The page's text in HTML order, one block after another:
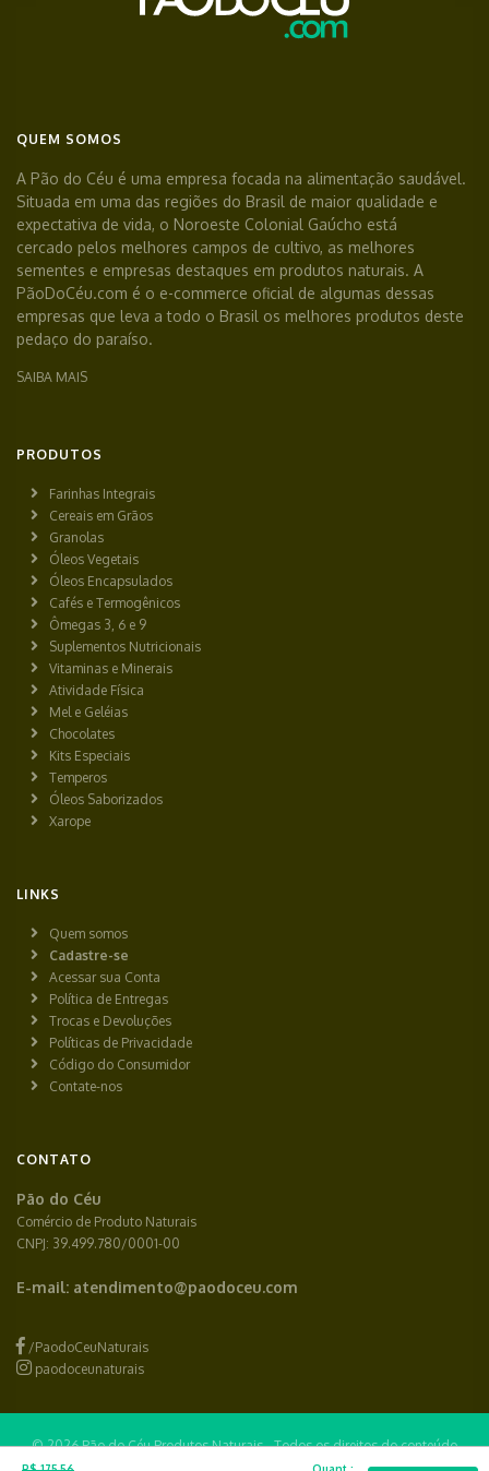
QUEM SOMOS
A Pão do Céu é uma empresa focada na alimentação saudável.
Situada em uma das regiões do Brasil de maior qualidade e
expectativa de vida, o Noroeste Colonial Gaúcho está
cercado pelos melhores campos de cultivo, as melhores
sementes e empresas destaques em produtos naturais. A
PãoDoCéu.com é o e-commerce oficial de algumas dessas
empresas que leva a todo o Brasil os melhores produtos deste
pedaço do paraíso.
SAIBA MAIS
PRODUTOS
Farinhas Integrais
Cereais em Grãos
Granolas
Óleos Vegetais
Óleos Encapsulados
Cafés e Termogênicos
Ômegas 3, 6 e 9
Suplementos Nutricionais
Vitaminas e Minerais
Atividade Física
Mel e Geléias
Chocolates
Kits Especiais
Temperos
Óleos Saborizados
Xarope
LINKS
Quem somos
Cadastre-se
Acessar sua Conta
Política de Entregas
Trocas e Devoluções
Políticas de Privacidade
Código do Consumidor
Contate-nos
CONTATO
Pão do Céu
Comércio de Produto Naturais
CNPJ: 39.499.780/0001-00
E-mail: atendimento@paodoceu.com
/PaodoCeuNaturais
paodoceunaturais
© 2026 Pão do Céu Produtos Naturais - Todos os direitos do conteúdo